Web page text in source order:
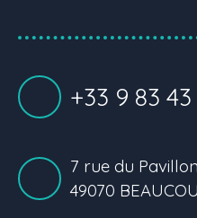
+33 9 83
7 rue du Pavillon
49070